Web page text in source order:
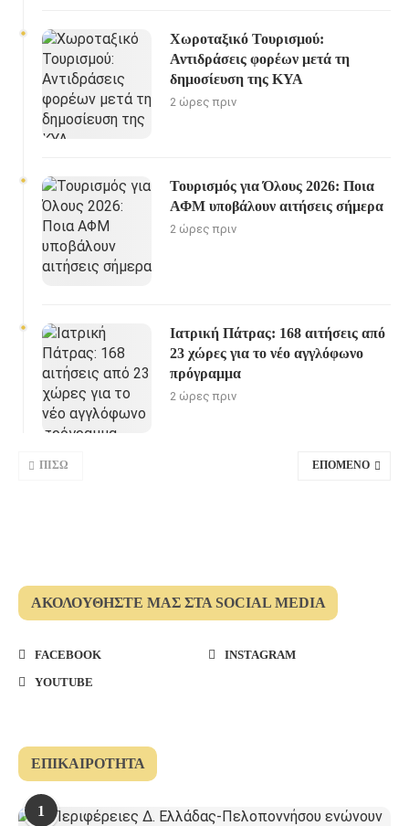
Χωροταξικό Τουρισμού:
Αντιδράσεις φορέων μετά τη
δημοσίευση της ΚΥΑ
2 ώρες πριν
Τουρισμός για Όλους 2026: Ποια
ΑΦΜ υποβάλουν αιτήσεις σήμερα
2 ώρες πριν
Ιατρική Πάτρας: 168 αιτήσεις από
23 χώρες για το νέο αγγλόφωνο
πρόγραμμα
2 ώρες πριν
ΠΊΣΩ ΕΠΌΜΕΝΟ
ΑΚΟΛΟΥΘΉΣΤΕ ΜΑΣ ΣΤΑ SOCIAL MEDIA
FACEBOOK
INSTAGRAM
YOUTUBE
ΕΠΙΚΑΙΡΌΤΗΤΑ
1